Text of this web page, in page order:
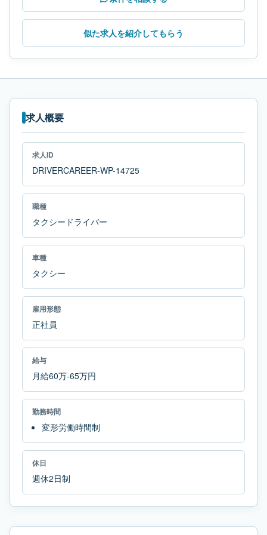
似た求人を紹介してもらう
求人概要
求人ID
DRIVERCAREER-WP-14725
職種
タクシードライバー
車種
タクシー
雇用形態
正社員
給与
月給60万-65万円
勤務時間
変形労働時間制
休日
週休2日制